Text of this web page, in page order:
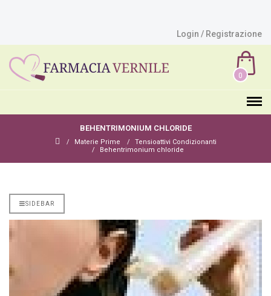
Login / Registrazione
0
BEHENTRIMONIUM CHLORIDE
Materie Prime
Tensioattivi Condizionanti
Behentrimonium chloride
SIDEBAR